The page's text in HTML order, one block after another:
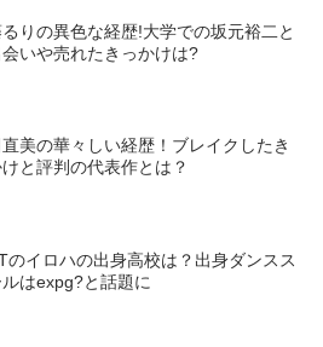
りの異色な経歴!大学での坂元裕二と
いや売れたきっかけは?
美の華々しい経歴！ブレイクしたき
けと評判の代表作とは？
のイロハの出身高校は？出身ダンスス
はexpg?と話題に